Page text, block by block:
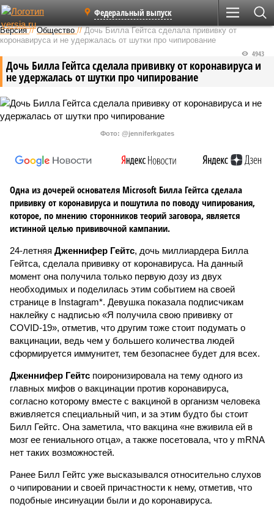
Федеральный выпуск
Версия //Общество //Дочь Билла Гейтса сделала прививку от
коронавируса и не удержалась от шутки про чипирование
Дочь Билла Гейтса сделала прививку от коронавируса и
не удержалась от шутки про чипирование
4943
Фото: @jenniferkgates
Одна из дочерей основателя Microsoft Билла Гейтса сделала
прививку от коронавируса и пошутила по поводу чипирования,
которое, по мнению сторонников теорий заговора, является
истинной целью прививочной кампании.
24-летняя Дженнифер Гейтс, дочь миллиардера Билла
Гейтса, сделала прививку от коронавируса. На данный
момент она получила только первую дозу из двух
необходимых и поделилась этим событием на своей
странице в Instagram*. Девушка показала подписчикам
наклейку с надписью «Я получила свою прививку от
COVID-19», отметив, что другим тоже стоит подумать о
вакцинации, ведь чем у большего количества людей
сформируется иммунитет, тем безопаснее будет для всех.
Дженнифер Гейтс поиронизировала на тему одного из
главных мифов о вакцинации против коронавируса,
согласно которому вместе с вакциной в организм человека
вживляется специальный чип, и за этим будто бы стоит
Билл Гейтс. Она заметила, что вакцина «не вживила ей в
мозг ее гениального отца», а также посетовала, что у mRNA
нет таких возможностей.
Ранее Билл Гейтс уже высказывался относительно слухов
о чипировании и своей причастности к нему, отметив, что
подобные инсинуации были и до коронавируса.